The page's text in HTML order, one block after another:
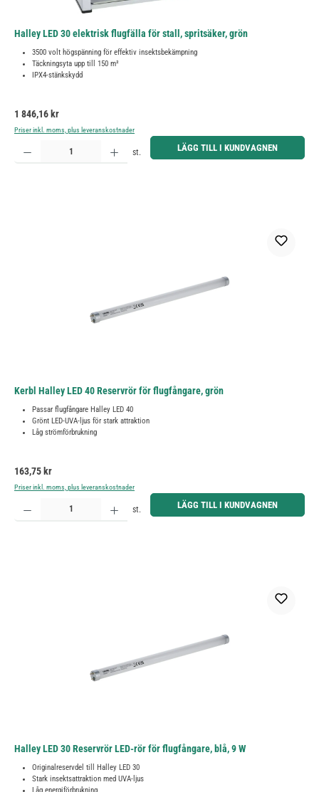
Halley LED 30 elektrisk flugfälla för stall, spritsäker, grön
3500 volt högspänning för effektiv insektsbekämpning
Täckningsyta upp till 150 m²
IPX4-stänkskydd
Ordinarie pris:
1 846,16 kr
Priser inkl. moms, plus leveranskostnader
Produktkvantitet: Ange önskat belopp eller använd knapparna för att öka eller minska kvantiteten.
st. LÄGG TILL I KUNDVAGNEN
Kerbl Halley LED 40 Reservrör för flugfångare, grön
Passar flugfångare Halley LED 40
Grönt LED-UVA-ljus för stark attraktion
Låg strömförbrukning
Ordinarie pris:
163,75 kr
Priser inkl. moms, plus leveranskostnader
Produktkvantitet: Ange önskat belopp eller använd knapparna för att öka eller minska kvantiteten.
st. LÄGG TILL I KUNDVAGNEN
Halley LED 30 Reservrör LED-rör för flugfångare, blå, 9 W
Originalreservdel till Halley LED 30
Stark insektsattraktion med UVA-ljus